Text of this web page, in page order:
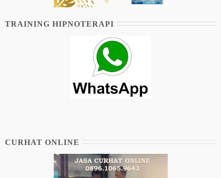
TRAINING HIPNOTERAPI
CURHAT ONLINE